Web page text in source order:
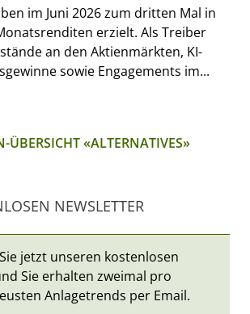
im Juni 2026 zum dritten Mal in
erzielt. Als Treiber
an den Aktienmärkten, KI-
sowie Engagements im...
ÜBERSICHT «ALTERNATIVES»
NEWSLETTER
jetzt unseren kostenlosen
Sie erhalten zweimal pro
Anlagetrends per Email.